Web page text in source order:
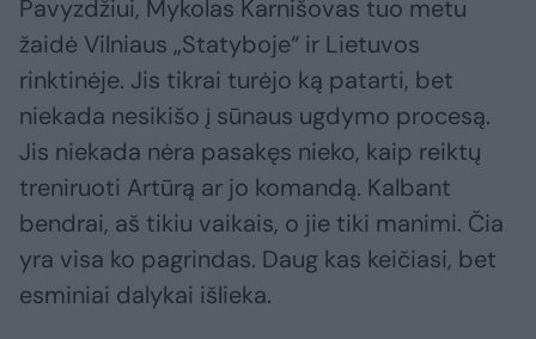
Pavyzdžiui, Mykolas Karnišovas tuo metu
žaidė Vilniaus „Statyboje“ ir Lietuvos
rinktinėje. Jis tikrai turėjo ką patarti, bet
niekada nesikišo į sūnaus ugdymo procesą.
Jis niekada nėra pasakęs nieko, kaip reiktų
treniruoti Artūrą ar jo komandą. Kalbant
bendrai, aš tikiu vaikais, o jie tiki manimi. Čia
yra visa ko pagrindas. Daug kas keičiasi, bet
esminiai dalykai išlieka.